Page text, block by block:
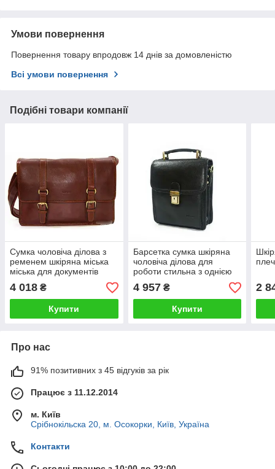
Умови повернення
Повернення товару впродовж 14 днів за домовленістю
Всі умови повернення
Подібні товари компанії
Сумка чоловіча ділова з
ременем шкіряна міська
міська для документів
4 018 ₴
Купити
Барсетка сумка шкіряна
чоловіча ділова для
роботи стильна з однією
36115
4 957₴
Купити
2
Про нас
91% позитивних з 45 відгуків за рік
Працює з 11.12.2014
м. Київ
Срібнокільска 20, м. Осокорки, Київ, Україна
Контакти